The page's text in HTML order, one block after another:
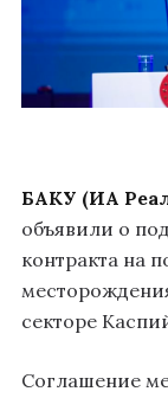
БАКУ (ИА
объявили о
контракта на
секторе
Соглашение